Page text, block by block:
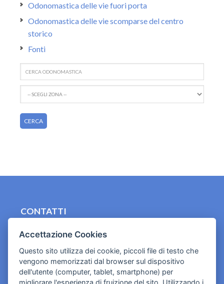
Odonomastica delle vie fuori porta
Odonomastica delle vie scomparse del centro
storico
Fonti
CONTATTI
Cookies e informativa privacy
Accettazione Cookies
Questo sito utilizza dei cookie, piccoli file di testo che
vengono memorizzati dal browser sul dispositivo
dell'utente (computer, tablet, smartphone) per
migliorare l'esperienza di fruizione del sito. Utilizzando i